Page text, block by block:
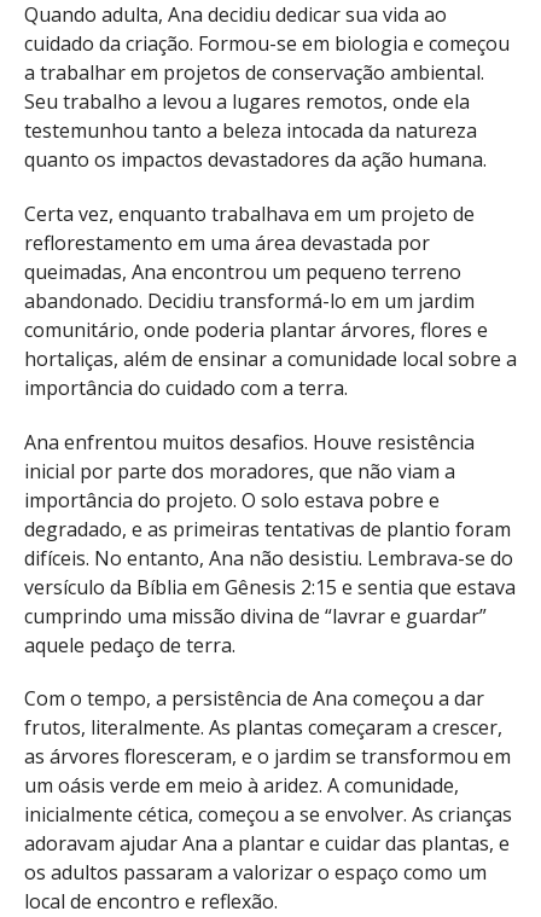
Quando adulta, Ana decidiu dedicar sua vida ao
cuidado da criação. Formou-se em biologia e começou
a trabalhar em projetos de conservação ambiental.
Seu trabalho a levou a lugares remotos, onde ela
testemunhou tanto a beleza intocada da natureza
quanto os impactos devastadores da ação humana.
Certa vez, enquanto trabalhava em um projeto de
reflorestamento em uma área devastada por
queimadas, Ana encontrou um pequeno terreno
abandonado. Decidiu transformá-lo em um jardim
comunitário, onde poderia plantar árvores, flores e
hortaliças, além de ensinar a comunidade local sobre a
importância do cuidado com a terra.
Ana enfrentou muitos desafios. Houve resistência
inicial por parte dos moradores, que não viam a
importância do projeto. O solo estava pobre e
degradado, e as primeiras tentativas de plantio foram
difíceis. No entanto, Ana não desistiu. Lembrava-se do
versículo da Bíblia em Gênesis 2:15 e sentia que estava
cumprindo uma missão divina de “lavrar e guardar”
aquele pedaço de terra.
Com o tempo, a persistência de Ana começou a dar
frutos, literalmente. As plantas começaram a crescer,
as árvores floresceram, e o jardim se transformou em
um oásis verde em meio à aridez. A comunidade,
inicialmente cética, começou a se envolver. As crianças
adoravam ajudar Ana a plantar e cuidar das plantas, e
os adultos passaram a valorizar o espaço como um
local de encontro e reflexão.